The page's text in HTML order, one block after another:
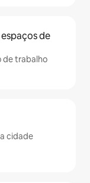
de
de trabalho
cidade